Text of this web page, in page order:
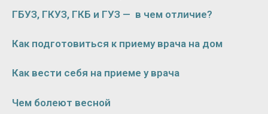
ГБУЗ, ГКУЗ, ГКБ и ГУЗ — в чем отличие?
Как подготовиться к приему врача на дом
Как вести себя на приеме у врача
Чем болеют весной